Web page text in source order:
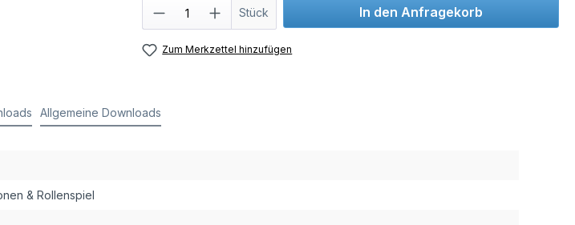
Stück In den Anfragekorb
Zum Merkzettel hinzufügen
Allgemeine Downloads
& Rollenspiel